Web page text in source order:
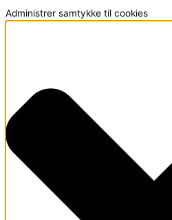
Administrer samtykke til cookies